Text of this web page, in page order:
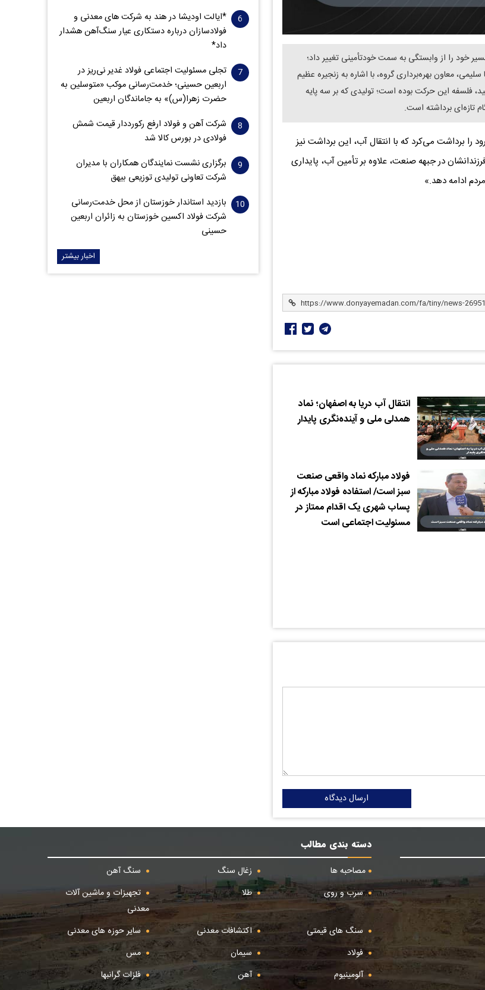
خود را از وابستگی به سمت خودتأمینی تغییر داد؛
معاون بهره‌برداری گروه، با اشاره به زنجیره عظیم
فلسفه این حرکت بوده است؛ تولیدی که بر سه پایه
تازه‌ای برداشته است.
را برداشت می‌کرد که با انتقال آب، این برداشت نیز
در جبهه صنعت، علاوه بر تأمین آب، پایداری
ادامه دهد.»
انتقال آب دریا به اصفهان؛ نماد
همدلی ملی و آینده‌نگری پایدار
فولاد مبارکه نماد واقعی صنعت
سبز است/ استفاده فولاد مبارکه از
پساب شهری یک اقدام ممتاز در
مسئولیت اجتماعی است
ارسال دیدگاه
*ایالت اودیشا در هند به شرکت های معدنی و
فولادسازان درباره دستکاری عیار سنگ‌آهن هشدار
داد*
تجلی مسئولیت اجتماعی فولاد غدیر نی‌ریز در
اربعین حسینی؛ خدمت‌رسانی موکب «متوسلین به
حضرت زهرا(س)» به جاماندگان اربعین
شرکت آهن و فولاد ارفع رکورددار قیمت شمش
فولادی در بورس کالا شد
برگزاری نشست نمایندگان همکاران با مدیران
شرکت تعاونی تولیدی توزیعی بیهق
بازدید استاندار خوزستان از محل خدمت‌رسانی
شرکت فولاد اکسین خوزستان به زائران اربعین
حسینی
اخبار بیشتر
دسته بندی مطالب
مصاحبه ها
زغال سنگ
سنگ آهن
سرب و روی
طلا
تجهیزات و ماشین آلات
معدنی
سنگ های قیمتی
اکتشافات معدنی
سایر حوزه های معدنی
فولاد
سیمان
مس
آلومینیوم
آهن فلزات گرانبها